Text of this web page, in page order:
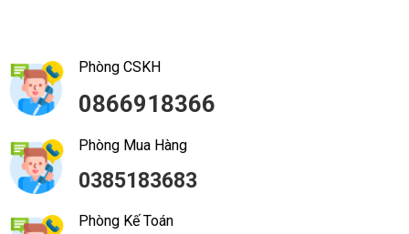
Phòng CSKH
0866918366
Phòng Mua Hàng
0385183683
Phòng Kế Toán